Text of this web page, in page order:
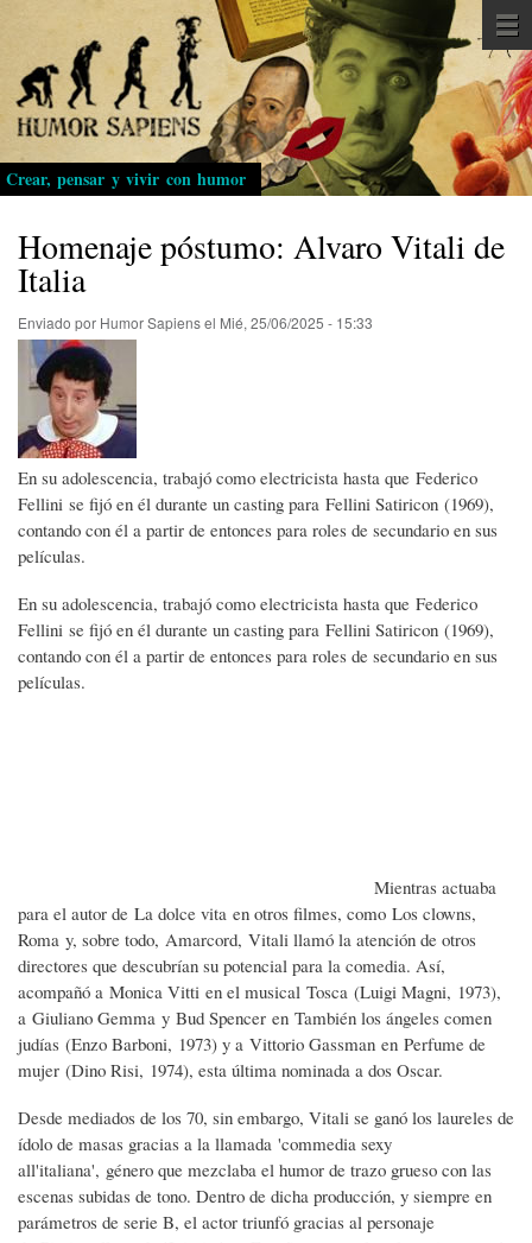
Pasar
al
contenido
principal
Crear, pensar y vivir con humor
Homenaje póstumo: Alvaro Vitali de
Italia
Enviado por Humor Sapiensel Mié, 25/06/2025 - 15:33
En su adolescencia, trabajó como electricista hasta que Federico
Fellini se fijó en él durante un casting para Fellini Satiricon (1969),
contando con él a partir de entonces para roles de secundario en sus
películas.
En su adolescencia, trabajó como electricista hasta que Federico
Fellini se fijó en él durante un casting para Fellini Satiricon (1969),
contando con él a partir de entonces para roles de secundario en sus
películas.
Mientras actuaba
para el autor de La dolce vita en otros filmes, como Los clowns,
Roma y, sobre todo, Amarcord, Vitali llamó la atención de otros
directores que descubrían su potencial para la comedia. Así,
acompañó a Monica Vitti en el musical Tosca (Luigi Magni, 1973),
a Giuliano Gemma y Bud Spencer en También los ángeles comen
judías (Enzo Barboni, 1973) y a Vittorio Gassman en Perfume de
mujer (Dino Risi, 1974), esta última nominada a dos Oscar.
Desde mediados de los 70, sin embargo, Vitali se ganó los laureles de
ídolo de masas gracias a la llamada 'commedia sexy
all'italiana', género que mezclaba el humor de trazo grueso con las
escenas subidas de tono. Dentro de dicha producción, y siempre en
parámetros de serie B, el actor triunfó gracias al personaje